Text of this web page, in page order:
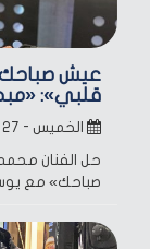
عيش صباحك|
قلبي»:
الخميس - ٢٧ يوليو ٢٠٢٣
حل الفنان
صباحك» مع